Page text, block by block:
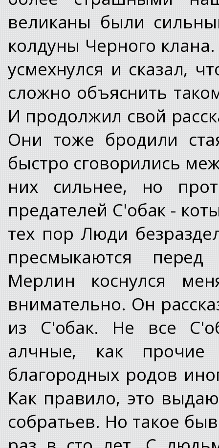
великаны были
колдуны Черного
усмехнулся и сказал,
сложно объяснить
И продолжил свой
Они тоже бродили
быстро сговорились
них сильнее, но
предателей С'обак -
тех пор Люди
пресмыкаются
Мерлин коснулся
внимательно. Он
из С'обак. Не все
алчные, как
благородных родов
Как правило, это
собратьев. Но такое